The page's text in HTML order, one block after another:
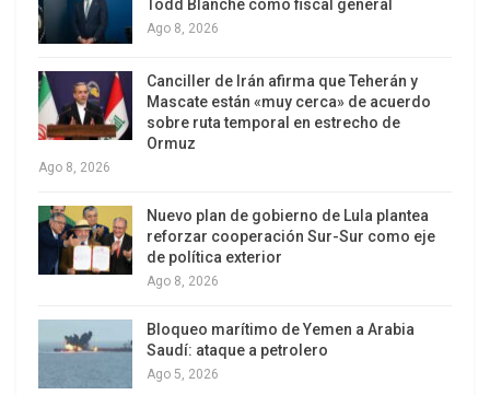
justicia en Colombia cuando ellos tienen un
Consideró además que la nación norteamericana
estimula la no persecución a los poderosos.
“No puede un país decirle a otro que lo que su juez
hizo fue injusto y por consiguiente va a estar
sujeto a sanciones”, remarcó.
Todd Blanche como fiscal general
Ago 8, 2026
Canciller de Irán afirma que Teherán y
Mascate están «muy cerca» de acuerdo
sobre ruta temporal en estrecho de
Ormuz
Ago 8, 2026
Nuevo plan de gobierno de Lula plantea
reforzar cooperación Sur-Sur como eje
de política exterior
Ago 8, 2026
Bloqueo marítimo de Yemen a Arabia
Saudí: ataque a petrolero
Ago 5, 2026